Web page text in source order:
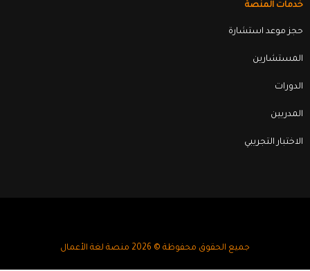
خدمات المنصة
حجز موعد استشارة
المستشارين
الدورات
المدربين
الاختبار التجريبي
جميع الحقوق محفوظة © 2026 منصة لغة الأعمال